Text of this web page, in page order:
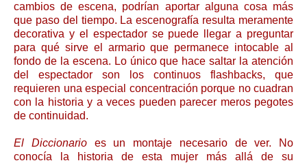
cambios de escena, podrían aportar alguna cosa más
que paso del tiempo. La escenografía resulta meramente
decorativa y el espectador se puede llegar a preguntar
para qué sirve el armario que permanece intocable al
fondo de la escena. Lo único que hace saltar la atención
del espectador son los continuos flashbacks, que
requieren una especial concentración porque no cuadran
con la historia y a veces pueden parecer meros pegotes
de continuidad.
El Diccionarioes un montaje necesario de ver. No
conocía la historia de esta mujer más allá de su